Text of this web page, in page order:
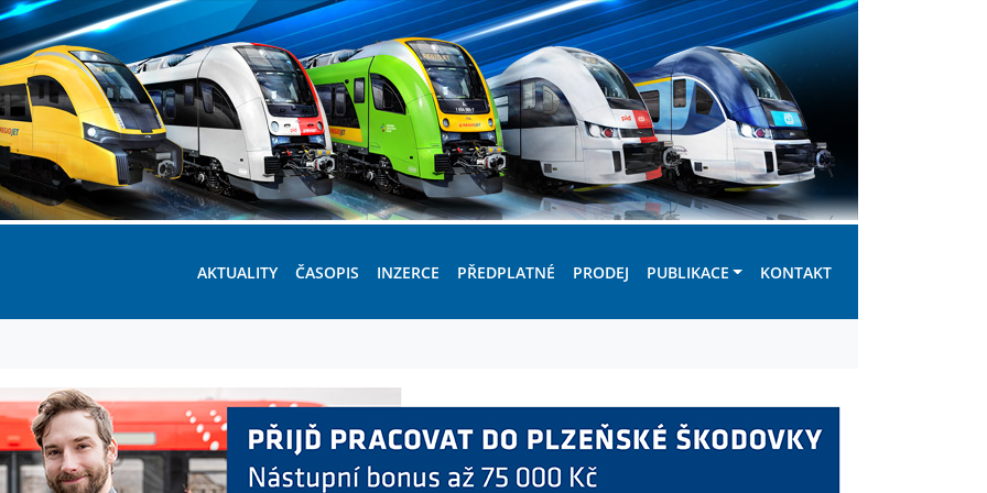
AKTUALITY ČASOPIS INZERCE PŘEDPLATNÉ PRODEJ PUBLIKACE KONTAKT